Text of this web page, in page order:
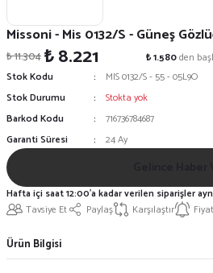
Missoni - Mis 0132/S - Güneş
₺ 11.304₺ 8.221 ₺ 1.580den
Stok Kodu
MIS 0132/S - 55 - 05L9O
Stok Durumu
Stokta yok
Barkod Kodu
716736784687
Garanti Süresi
24 Ay
Tavsiye Et Paylaş Karşılaştır
Hafta içi saat 12:00'a kadar verilen siparişler
Ürün Bilgisi